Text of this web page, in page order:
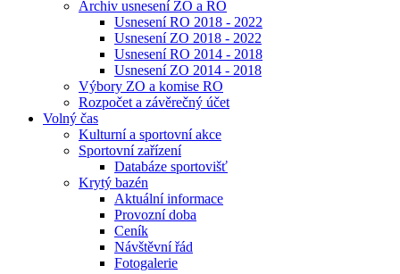
Archiv usnesení ZO a RO
Usnesení RO 2018 - 2022
Usnesení ZO 2018 - 2022
Usnesení RO 2014 - 2018
Usnesení ZO 2014 - 2018
Výbory ZO a komise RO
Rozpočet a závěrečný účet
Volný čas
Kulturní a sportovní akce
Sportovní zařízení
Databáze sportovišť
Krytý bazén
Aktuální informace
Provozní doba
Ceník
Návštěvní řád
Fotogalerie